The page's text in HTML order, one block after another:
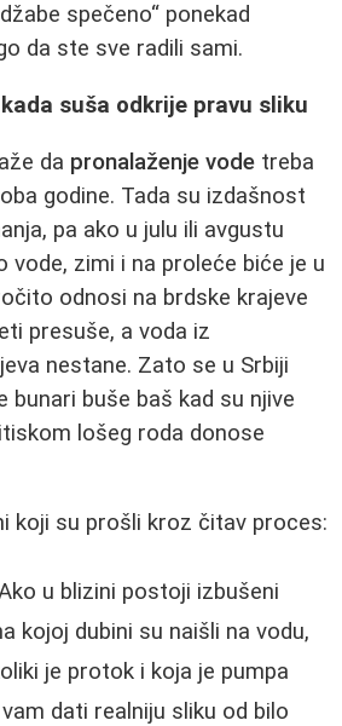
spečeno“ ponekad
da ste sve radili sami.
suša odkrije pravu sliku
da pronalaženje vode treba
godine. Tada su izdašnost
pa ako u julu ili avgustu
vode, zimi i na proleće biće je u
odnosi na brdske krajeve
presuše, a voda iz
nestane. Zato se u Srbiji
bunari buše baš kad su njive
lošeg roda donose
koji su prošli kroz čitav proces:
u blizini postoji izbušeni
kojoj dubini su naišli na vodu,
je protok i koja je pumpa
dati realniju sliku od bilo